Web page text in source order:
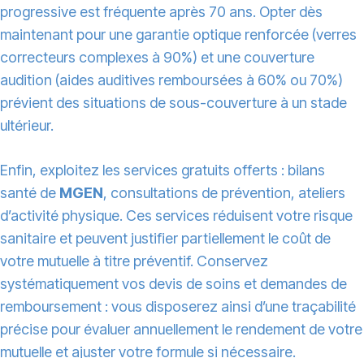
progressive est fréquente après 70 ans. Opter dès
maintenant pour une garantie optique renforcée (verres
correcteurs complexes à 90%) et une couverture
audition (aides auditives remboursées à 60% ou 70%)
prévient des situations de sous-couverture à un stade
ultérieur.
Enfin, exploitez les services gratuits offerts : bilans
santé de MGEN, consultations de prévention, ateliers
d’activité physique. Ces services réduisent votre risque
sanitaire et peuvent justifier partiellement le coût de
votre mutuelle à titre préventif. Conservez
systématiquement vos devis de soins et demandes de
remboursement : vous disposerez ainsi d’une traçabilité
précise pour évaluer annuellement le rendement de votre
mutuelle et ajuster votre formule si nécessaire.